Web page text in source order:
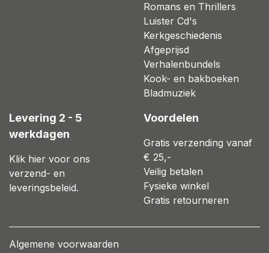
Romans en Thrillers
Luister Cd's
Kerkgeschiedenis
Afgeprijsd
Verhalenbundels
Kook- en bakboeken
Bladmuziek
Levering 2 - 5
werkdagen
Klik hier voor ons
verzend- en
leveringsbeleid.
Voordelen
Gratis verzending vanaf
€ 25,-
Veilig betalen
Fysieke winkel
Gratis retourneren
Algemene voorwaarden